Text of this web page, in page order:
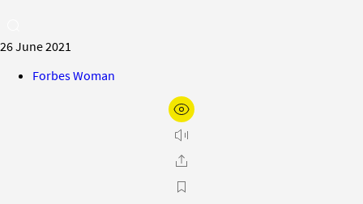
26 June 2021
Forbes Woman